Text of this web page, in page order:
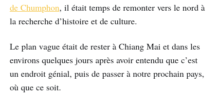
de Chumphon, il était temps de remonter vers le nord à
la recherche d’histoire et de culture.
Le plan vague était de rester à Chiang Mai et dans les
environs quelques jours après avoir entendu que c’est
un endroit génial, puis de passer à notre prochain pays,
où que ce soit.